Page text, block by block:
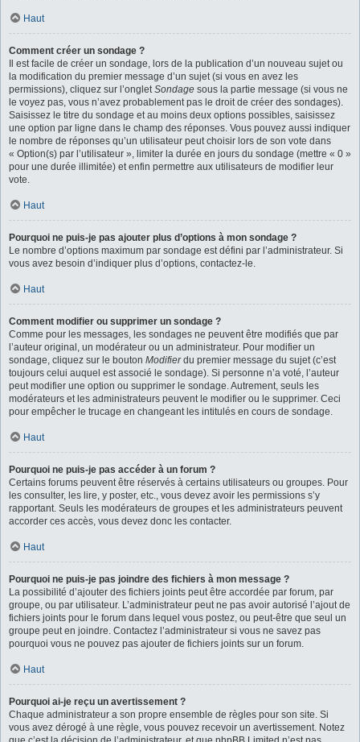
Haut
Comment créer un sondage ?
Il est facile de créer un sondage, lors de la publication d’un nouveau sujet ou
la modification du premier message d’un sujet (si vous en avez les
permissions), cliquez sur l’ongletSondage sous la partie message (si vous ne
le voyez pas, vous n’avez probablement pas le droit de créer des sondages).
Saisissez le titre du sondage et au moins deux options possibles, saisissez
une option par ligne dans le champ des réponses. Vous pouvez aussi indiquer
le nombre de réponses qu’un utilisateur peut choisir lors de son vote dans
« Option(s) par l’utilisateur », limiter la durée en jours du sondage (mettre « 0 »
pour une durée illimitée) et enfin permettre aux utilisateurs de modifier leur
vote.
Haut
Pourquoi ne puis-je pas ajouter plus d’options à mon sondage ?
Le nombre d’options maximum par sondage est défini par l’administrateur. Si
vous avez besoin d’indiquer plus d’options, contactez-le.
Haut
Comment modifier ou supprimer un sondage ?
Comme pour les messages, les sondages ne peuvent être modifiés que par
l’auteur original, un modérateur ou un administrateur. Pour modifier un
sondage, cliquez sur le bouton Modifierdu premier message du sujet (c’est
toujours celui auquel est associé le sondage). Si personne n’a voté, l’auteur
peut modifier une option ou supprimer le sondage. Autrement, seuls les
modérateurs et les administrateurs peuvent le modifier ou le supprimer. Ceci
pour empêcher le trucage en changeant les intitulés en cours de sondage.
Haut
Pourquoi ne puis-je pas accéder à un forum ?
Certains forums peuvent être réservés à certains utilisateurs ou groupes. Pour
les consulter, les lire, y poster, etc., vous devez avoir les permissions s’y
rapportant. Seuls les modérateurs de groupes et les administrateurs peuvent
accorder ces accès, vous devez donc les contacter.
Haut
Pourquoi ne puis-je pas joindre des fichiers à mon message ?
La possibilité d’ajouter des fichiers joints peut être accordée par forum, par
groupe, ou par utilisateur. L’administrateur peut ne pas avoir autorisé l’ajout de
fichiers joints pour le forum dans lequel vous postez, ou peut-être que seul un
groupe peut en joindre. Contactez l’administrateur si vous ne savez pas
pourquoi vous ne pouvez pas ajouter de fichiers joints sur un forum.
Haut
Pourquoi ai-je reçu un avertissement ?
Chaque administrateur a son propre ensemble de règles pour son site. Si
vous avez dérogé à une règle, vous pouvez recevoir un avertissement. Notez